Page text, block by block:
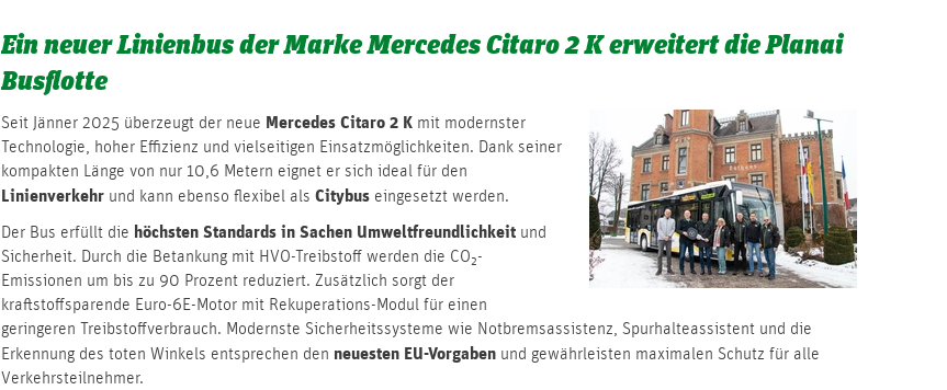
Ein neuer Linienbus der Marke Mercedes Citaro 2 K erweitert die Planai
Busflotte
Seit Jänner 2025 überzeugt der neue Mercedes Citaro 2 K mit modernster
Technologie, hoher Effizienz und vielseitigen Einsatzmöglichkeiten. Dank seiner
kompakten Länge von nur 10,6 Metern eignet er sich ideal für den
Linienverkehr und kann ebenso flexibel als Citybus eingesetzt werden.
Der Bus erfüllt die höchsten Standards in Sachen Umweltfreundlichkeit und
Sicherheit. Durch die Betankung mit HVO-Treibstoff werden die CO₂-
Emissionen um bis zu 90 Prozent reduziert. Zusätzlich sorgt der
kraftstoffsparende Euro-6E-Motor mit Rekuperations-Modul für einen
geringeren Treibstoffverbrauch. Modernste Sicherheitssysteme wie Notbremsassistenz, Spurhalteassistent und die
Erkennung des toten Winkels entsprechen den neuesten EU-Vorgaben und gewährleisten maximalen Schutz für alle
Verkehrsteilnehmer.